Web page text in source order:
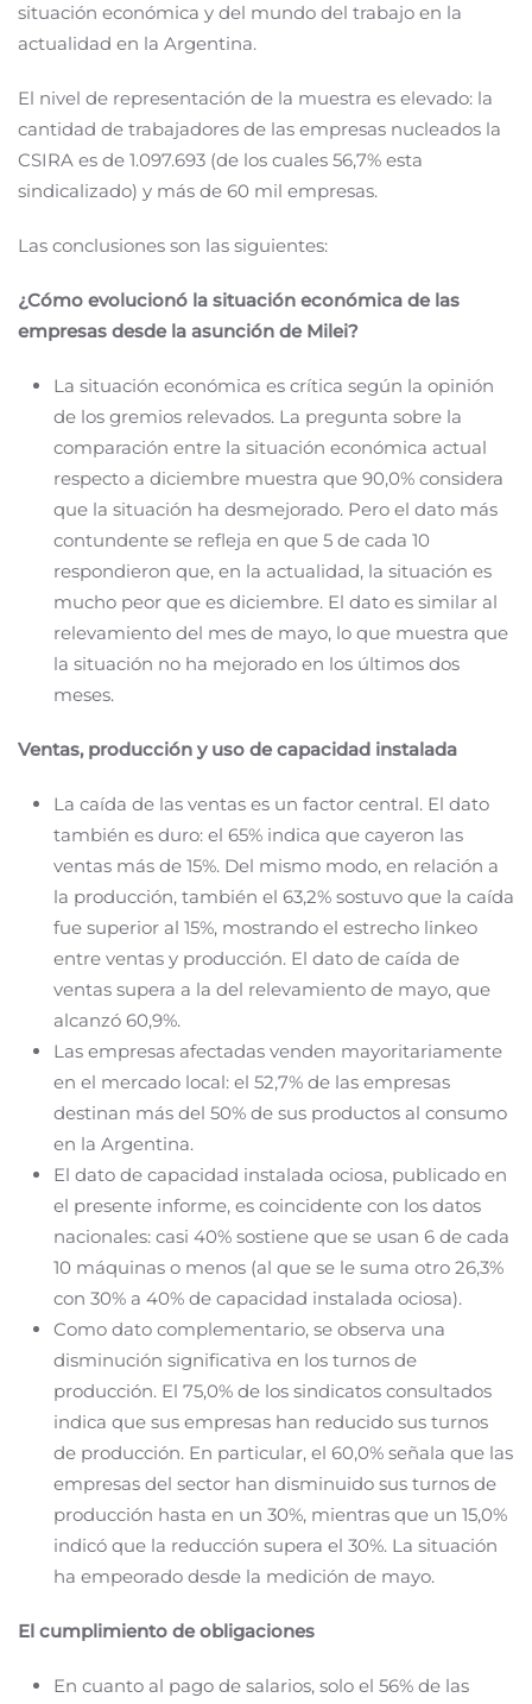
situación económica y del mundo del trabajo en la
actualidad en la Argentina.
El nivel de representación de la muestra es elevado: la
cantidad de trabajadores de las empresas nucleados la
CSIRA es de 1.097.693 (de los cuales 56,7% esta
sindicalizado) y más de 60 mil empresas.
Las conclusiones son las siguientes:
¿Cómo evolucionó la situación económica de las
empresas desde la asunción de Milei?
La situación económica es crítica según la opinión
de los gremios relevados. La pregunta sobre la
comparación entre la situación económica actual
respecto a diciembre muestra que 90,0% considera
que la situación ha desmejorado. Pero el dato más
contundente se refleja en que 5 de cada 10
respondieron que, en la actualidad, la situación es
mucho peor que es diciembre. El dato es similar al
relevamiento del mes de mayo, lo que muestra que
la situación no ha mejorado en los últimos dos
meses.
Ventas, producción y uso de capacidad instalada
La caída de las ventas es un factor central. El dato
también es duro: el 65% indica que cayeron las
ventas más de 15%. Del mismo modo, en relación a
la producción, también el 63,2% sostuvo que la caída
fue superior al 15%, mostrando el estrecho linkeo
entre ventas y producción. El dato de caída de
ventas supera a la del relevamiento de mayo, que
alcanzó 60,9%.
Las empresas afectadas venden mayoritariamente
en el mercado local: el 52,7% de las empresas
destinan más del 50% de sus productos al consumo
en la Argentina.
El dato de capacidad instalada ociosa, publicado en
el presente informe, es coincidente con los datos
nacionales: casi 40% sostiene que se usan 6 de cada
10 máquinas o menos (al que se le suma otro 26,3%
con 30% a 40% de capacidad instalada ociosa).
Como dato complementario, se observa una
disminución significativa en los turnos de
producción. El 75,0% de los sindicatos consultados
indica que sus empresas han reducido sus turnos
de producción. En particular, el 60,0% señala que las
empresas del sector han disminuido sus turnos de
producción hasta en un 30%, mientras que un 15,0%
indicó que la reducción supera el 30%. La situación
ha empeorado desde la medición de mayo.
El cumplimiento de obligaciones
En cuanto al pago de salarios, solo el 56% de las